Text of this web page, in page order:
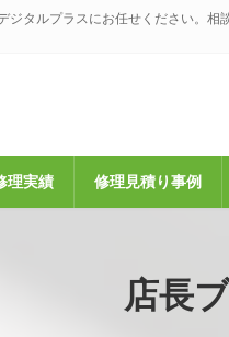
タルプラスにお任せください。
理実績 修理見積り事例
店長